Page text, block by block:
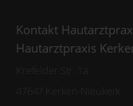
Kontakt
Hautarztpraxis